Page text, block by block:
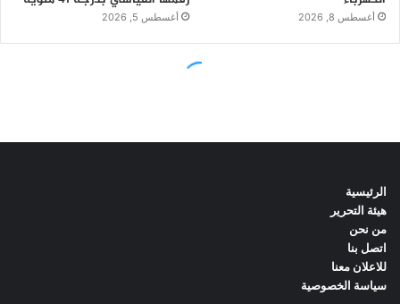
الرئيسية
هيئة التحرير
من نحن
اتصل بنا
للاعلان معنا
سياسة الخصوصية